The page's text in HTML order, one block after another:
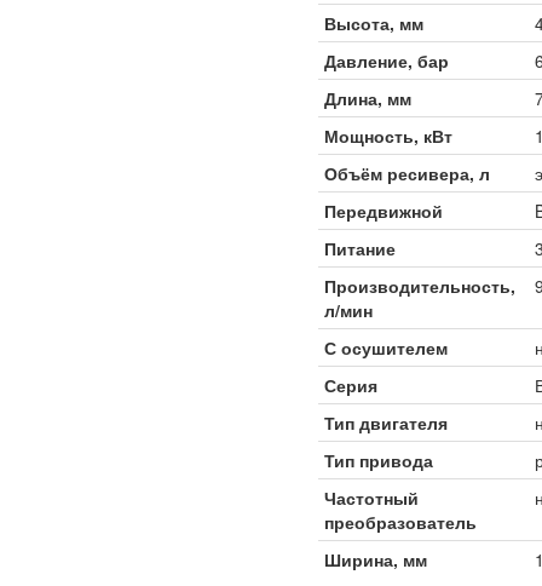
Высота, мм
Давление, бар
Длина, мм
Мощность, кВт
Объём ресивера, л
Передвижной
Питание
Производительность,
л/мин
С осушителем
Серия
Тип двигателя
Тип привода
Частотный
преобразователь
Ширина, мм